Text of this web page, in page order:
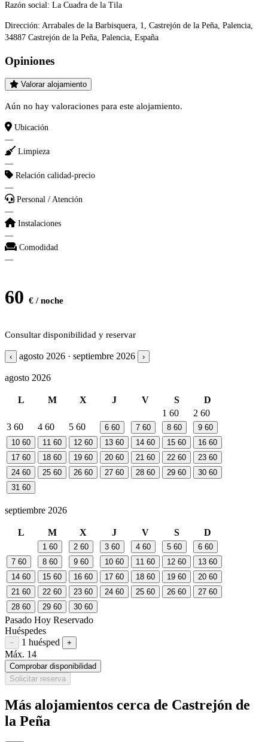
Razón social: La Cuadra de la Tila
Dirección: Arrabales de la Barbisquera, 1, Castrejón de la Peña, Palencia,
34887 Castrejón de la Peña, Palencia, España
Opiniones
Valorar alojamiento
Aún no hay valoraciones para este alojamiento.
Ubicación
—
Limpieza
—
Relación calidad-precio
—
Personal / Atención
—
Instalaciones
—
Comodidad
—
60 € / noche
Consultar disponibilidad y reservar
‹ agosto 2026 · septiembre 2026 ›
agosto 2026
L M X J V S
D
1 60 2 60
3 60 4 60 5 60 6 60 7 60 8 60 9 60
10 60 11 60 12 60 13 60 14 60 15 60 16 60
17 60 18 60 19 60 20 60 21 60 22 60 23 60
24 60 25 60 26 60 27 60 28 60 29 60 30 60
31 60
septiembre 2026
L M X J V S D
1 60 2 60 3 60 4 60 5 60 6 60
7 60 8 60 9 60 10 60 11 60 12 60 13 60
14 60 15 60 16 60 17 60 18 60 19 60 20 60
21 60 22 60 23 60 24 60 25 60 26 60 27 60
28 60 29 60 30 60
Pasado Hoy Reservado
Huéspedes
Restar huésped
− 1 huésped Sumar huésped
+
Máx. 14
Comprobar disponibilidad
Solicitar reserva
Más alojamientos cerca de Castrejón de
la Peña